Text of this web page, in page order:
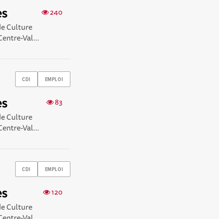
240
Culture
Val...
CDI EMPLOI
83
Culture
Val...
CDI EMPLOI
120
Culture